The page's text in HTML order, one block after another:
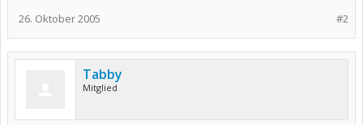
#2
26. Oktober 2005
Tabby
Mitglied